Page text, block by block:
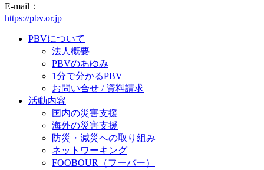
E-mail：
https://pbv.or.jp
PBVについて
法人概要
PBVのあゆみ
1分で分かるPBV
お問い合せ / 資料請求
活動内容
国内の災害支援
海外の災害支援
防災・減災への取り組み
ネットワーキング
FOOBOUR（フーバー）